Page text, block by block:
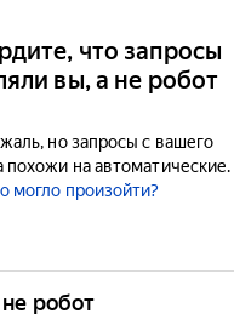
что запросы
вы, а не робот
но запросы с вашего
похожи на автоматические.
могло произойти?
Я не робот